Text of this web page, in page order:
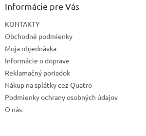
Informácie pre Vás
KONTAKTY
Obchodné podmienky
Moja objednávka
Informácie o doprave
Reklamačný poriadok
Nákup na splátky cez Quatro
Podmienky ochrany osobných údajov
O nás